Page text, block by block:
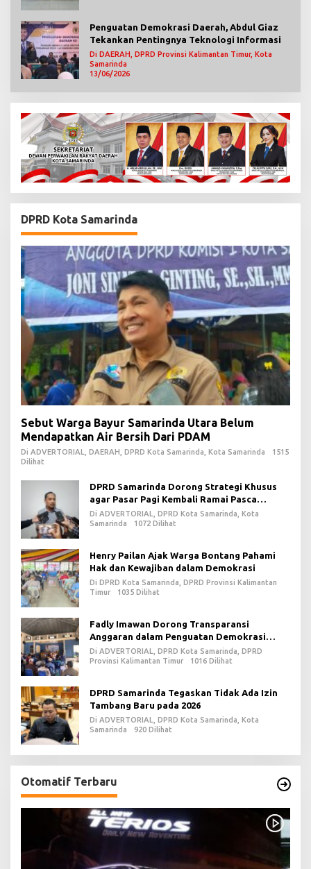
Penguatan Demokrasi Daerah, Abdul Giaz
Tekankan Pentingnya Teknologi Informasi
Di DAERAH, DPRD Provinsi Kalimantan Timur, Kota
Samarinda
13/06/2026
DPRD Kota Samarinda
Sebut Warga Bayur Samarinda Utara Belum
Mendapatkan Air Bersih Dari PDAM
Di ADVERTORIAL, DAERAH, DPRD Kota Samarinda, Kota Samarinda
1515
Dilihat
DPRD Samarinda Dorong Strategi Khusus
agar Pasar Pagi Kembali Ramai Pasca
Revitalisasi
Di ADVERTORIAL, DPRD Kota Samarinda, Kota
Samarinda
1072 Dilihat
Henry Pailan Ajak Warga Bontang Pahami
Hak dan Kewajiban dalam Demokrasi
Di DPRD Kota Samarinda, DPRD Provinsi Kalimantan
Timur
1035 Dilihat
Fadly Imawan Dorong Transparansi
Anggaran dalam Penguatan Demokrasi
Daerah di PPU
Di ADVERTORIAL, DPRD Kota Samarinda, DPRD
Provinsi Kalimantan Timur
1016 Dilihat
DPRD Samarinda Tegaskan Tidak Ada Izin
Tambang Baru pada 2026
Di ADVERTORIAL, DPRD Kota Samarinda, Kota
Samarinda
920 Dilihat
Otomatif Terbaru